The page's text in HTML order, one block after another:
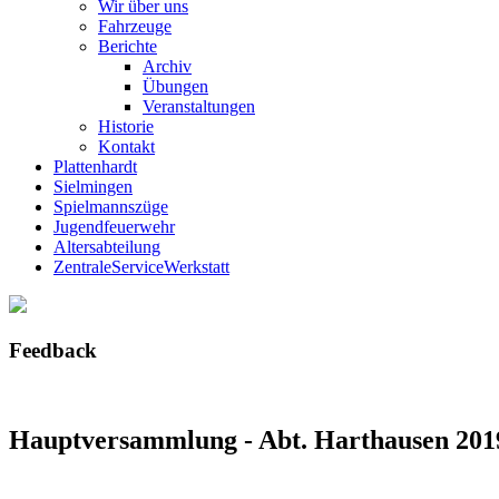
Wir über uns
Fahrzeuge
Berichte
Archiv
Übungen
Veranstaltungen
Historie
Kontakt
Plattenhardt
Sielmingen
Spielmannszüge
Jugendfeuerwehr
Altersabteilung
ZentraleServiceWerkstatt
Feedback
Hauptversammlung - Abt. Harthausen